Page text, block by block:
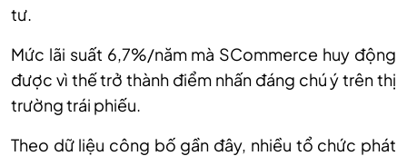
tư.
Mức lãi suất 6,7%/năm mà SCommerce huy động
được vì thế trở thành điểm nhấn đáng chú ý trên thị
trường trái phiếu.
Theo dữ liệu công bố gần đây, nhiều tổ chức phát